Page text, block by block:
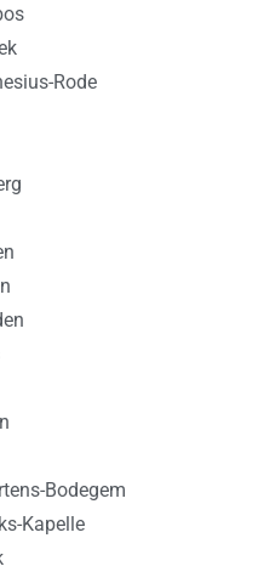
Rode
Bodegem
Kapelle